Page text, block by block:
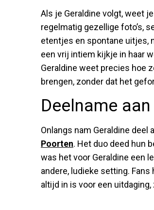
Als je Geraldine volgt, weet
regelmatig gezellige foto’s,
etentjes en spontane uitjes,
een vrij intiem kijkje in haar
Geraldine weet precies hoe
brengen, zonder dat het
Deelname
Onlangs nam Geraldine deel
Poorten. Het duo deed hun
was het voor Geraldine een
andere, ludieke setting.
altijd in is voor een